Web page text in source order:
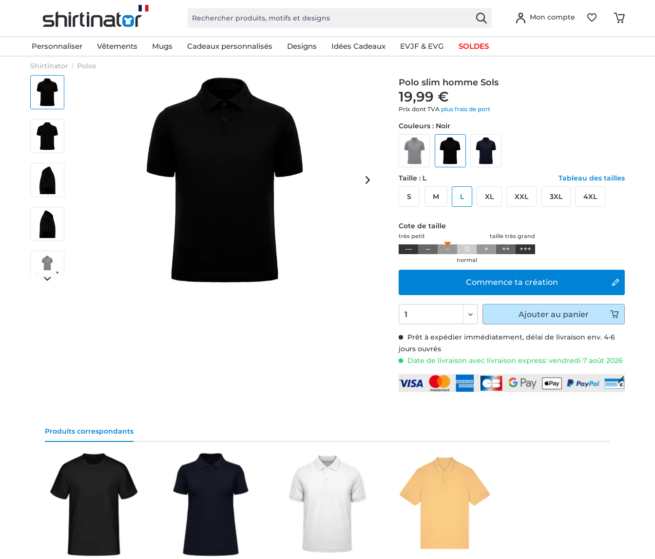
Mon compte
Personnaliser Vêtements Mugs Cadeaux personnalisés Designs Idées Cadeaux EVJF & EVG SOLDES
Shirtinator Polos
Polo slim homme Sols
19,99 €
Prix dont TVA plus frais de port
Prêt à expédier immédiatement, délai de livraison env. 4-6
jours ouvrés
Date de livraison avec livraison express: vendredi 7 août 2026
Commence ta création
Couleurs : Noir
Taille : L Tableau des tailles
S M L XL XXL 3XL 4XL
Cote de taille
taille très grand
très petit
--- -- - 0 + ++ +++
normal
Ajouter au panier
Produits correspondants